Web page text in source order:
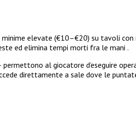
elevate (€10–€20) su tavoli
ed elimina tempi morti fra le mani .
al giocatore d’eseguire
direttamente a sale dove le